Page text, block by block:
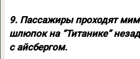
9. Пассажиры проходят
шлюпок на “Титанике”
с айсбергом.